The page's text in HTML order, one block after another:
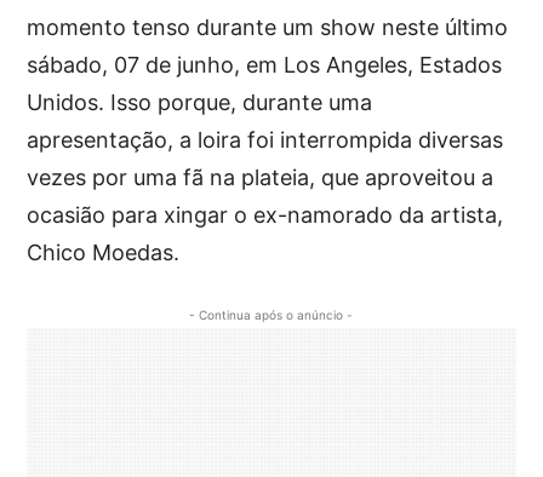
momento tenso durante um show neste último
sábado, 07 de junho, em Los Angeles, Estados
Unidos. Isso porque, durante uma
apresentação, a loira foi interrompida diversas
vezes por uma fã na plateia, que aproveitou a
ocasião para xingar o ex-namorado da artista,
Chico Moedas.
- Continua após o anúncio -